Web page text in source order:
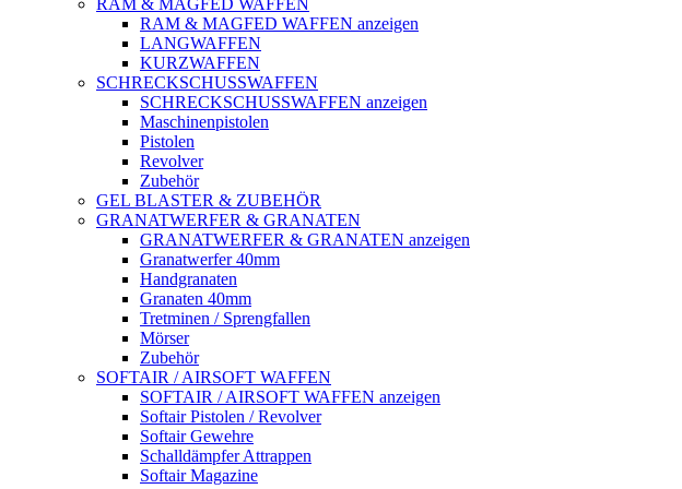
RAM & MAGFED WAFFEN
RAM & MAGFED WAFFEN anzeigen
LANGWAFFEN
KURZWAFFEN
SCHRECKSCHUSSWAFFEN
SCHRECKSCHUSSWAFFEN anzeigen
Maschinenpistolen
Pistolen
Revolver
Zubehör
GEL BLASTER & ZUBEHÖR
GRANATWERFER & GRANATEN
GRANATWERFER & GRANATEN anzeigen
Granatwerfer 40mm
Handgranaten
Granaten 40mm
Tretminen / Sprengfallen
Mörser
Zubehör
SOFTAIR / AIRSOFT WAFFEN
SOFTAIR / AIRSOFT WAFFEN anzeigen
Softair Pistolen / Revolver
Softair Gewehre
Schalldämpfer Attrappen
Softair Magazine